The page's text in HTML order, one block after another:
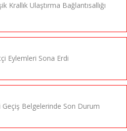
Krallık Ulaştırma Bağlantısallığı
Eylemleri Sona Erdi
Belgelerinde Son Durum